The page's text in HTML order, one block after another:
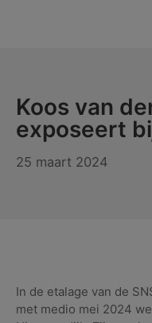
Koos van
exposeert
25 maart 2024
In de etalage van de
met medio mei 2024